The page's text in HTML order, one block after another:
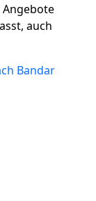
auch
Bandar